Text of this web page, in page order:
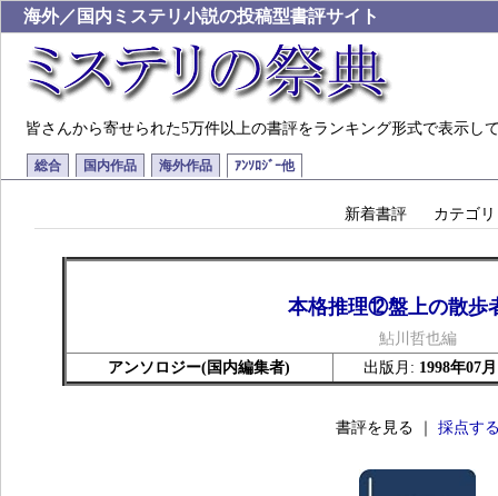
海外／国内ミステリ小説の投稿型書評サイト
皆さんから寄せられた5万件以上の書評をランキング形式で表示し
総合 国内作品 海外作品 ｱﾝｿﾛｼﾞｰ他
新着書評 カテゴリ
本格推理⑫盤上の散歩
鮎川哲也編
アンソロジー(国内編集者)
出版月: 1998年07月
書評を見る ｜ 採点す